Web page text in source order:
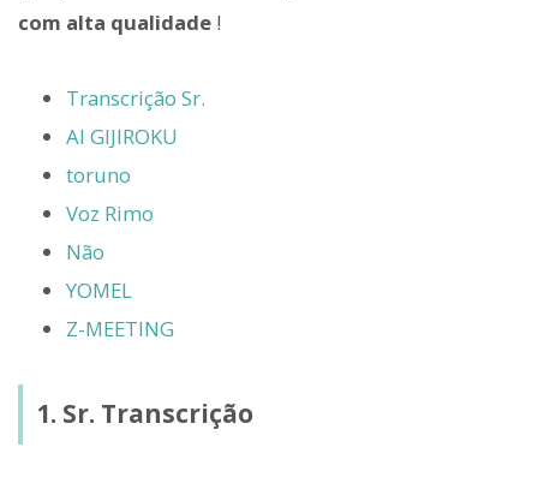
com alta qualidade !
Transcrição Sr.
AI GIJIROKU
toruno
Voz Rimo
Não
YOMEL
Z-MEETING
1. Sr. Transcrição